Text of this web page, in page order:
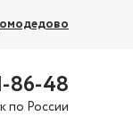
86-48
по России